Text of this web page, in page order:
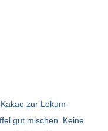
zur Lokum-
gut mischen. Keine